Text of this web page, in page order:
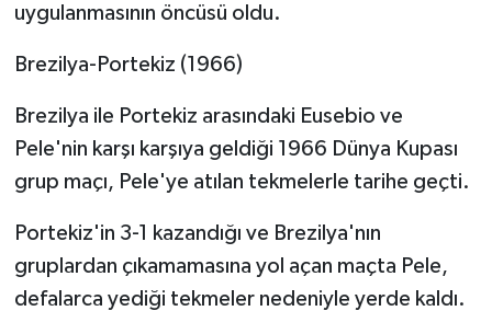
uygulanmasının öncüsü oldu.
Brezilya-Portekiz (1966)
Brezilya ile Portekiz arasındaki Eusebio ve
Pele'nin karşı karşıya geldiği 1966 Dünya Kupası
grup maçı, Pele'ye atılan tekmelerle tarihe geçti.
Portekiz'in 3-1 kazandığı ve Brezilya'nın
gruplardan çıkamamasına yol açan maçta Pele,
defalarca yediği tekmeler nedeniyle yerde kaldı.